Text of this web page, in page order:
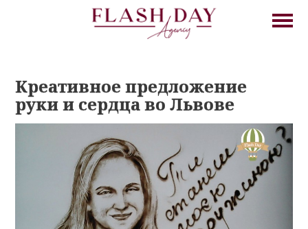
Креативное предложение
руки и сердца во Львове